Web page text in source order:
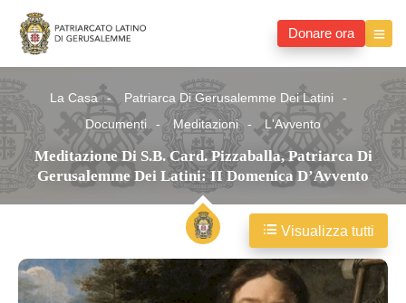
Donare ora
La Casa
Patriarca Di Gerusalemme Dei Latini
Documenti
Meditazioni L'Avvento
Meditazione Di S.B. Card. Pizzaballa, Patriarca Di
Gerusalemme Dei Latini: II Domenica D’Avvento
Visualizza tutti